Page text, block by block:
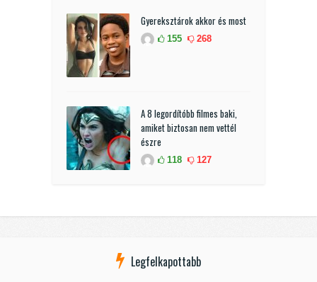
Gyereksztárok akkor és most
155 268
A 8 legordítóbb filmes baki,
amiket biztosan nem vettél
észre
118 127
Legfelkapottabb